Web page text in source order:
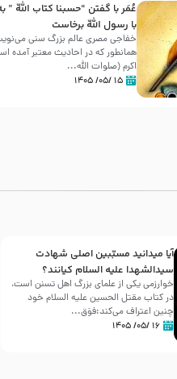
عُمَر با گفتن “حسبنا كتاب اللّه ”
با رسول اللّه برخاست
خفاجی مصری عالم بزرگ سنی
همانطور که در احادیث معتبر آمده
اکرم (صلوات اللّه...
۱۵ /۰۵/ ۱۴۰۵
حضرت علی بن موسی الرضا (علیه السلام)
203 هـ .ق. هشـتمین اختر تابناک امامت
آیا میدانید مسبّبین اصلی شهادت
سیدالشهدا علیه ‌السلام کیانند؟
خوارزمی یکی از علمای بزرگ اهل تسنن است،
در کتاب مقتل الحسین علیه ‌السلام خود
چنین اعتراف می‌کند:فوَق...
۱۶ /۰۵/ ۱۴۰۵